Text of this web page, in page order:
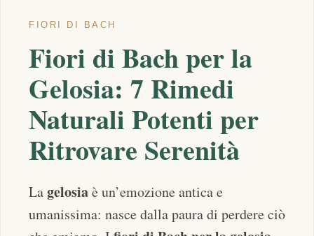
FIORI DI BACH
Fiori di Bach per la
Gelosia: 7 Rimedi
Naturali Potenti per
Ritrovare Serenità
Lagelosiaè un’emozione antica e
umanissima: nasce dalla paura di perdere ciò